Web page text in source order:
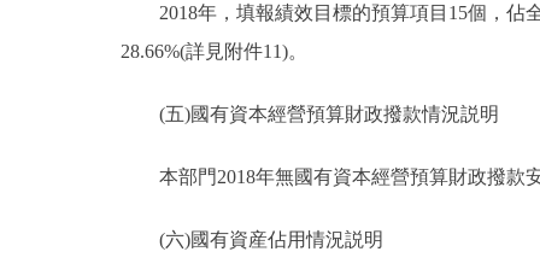
2018年，填報績效目標的預算項目15個，佔全
28.66%(詳見附件11)。
(五)國有資本經營預算財政撥款情況説明
本部門2018年無國有資本經營預算財政撥款
(六)國有資産佔用情況説明